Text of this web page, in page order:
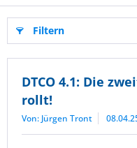
Filtern
DTCO 4.1: Die
rollt!
Von: Jürgen Tront